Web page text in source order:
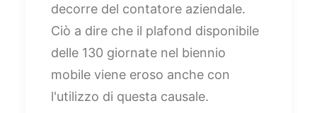
decorre del contatore aziendale.
Ciò a dire che il plafond disponibile
delle 130 giornate nel biennio
mobile viene eroso anche con
l'utilizzo di questa causale.